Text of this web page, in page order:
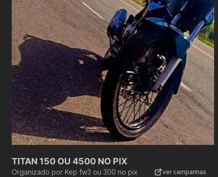
TITAN 150 OU 4500 NO PIX
Organizado por Kep fw3 ou 300 no pix ver campanhas